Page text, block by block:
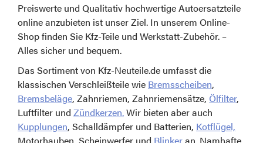
Preiswerte und Qualitativ hochwertige Autoersatzteile
online anzubieten ist unser Ziel. In unserem Online-
Shop finden Sie Kfz-Teile und Werkstatt-Zubehör. –
Alles sicher und bequem.
Das Sortiment von Kfz-Neuteile.de umfasst die
klassischen Verschleißteile wie Bremsscheiben,
Bremsbeläge, Zahnriemen, Zahnriemensätze, Ölfilter,
Luftfilter und Zündkerzen.Wir bieten aber auch
Kupplungen, Schalldämpfer und Batterien, Kotflügel,
Motorhauben, Scheinwerfer und Blinkeran. Namhafte